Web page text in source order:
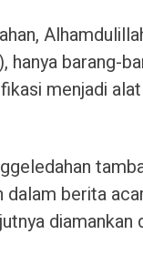
barang-
menjadi
berita
diamankan